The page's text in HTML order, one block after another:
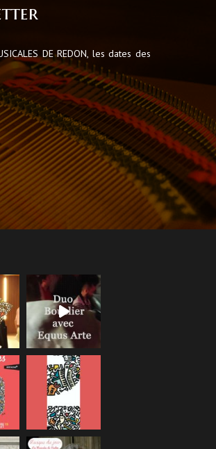
DE REDON, les dates des